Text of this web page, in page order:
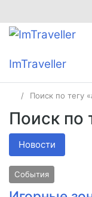
ImTraveller
Поиск по тегу
Поиск по
Новости
События